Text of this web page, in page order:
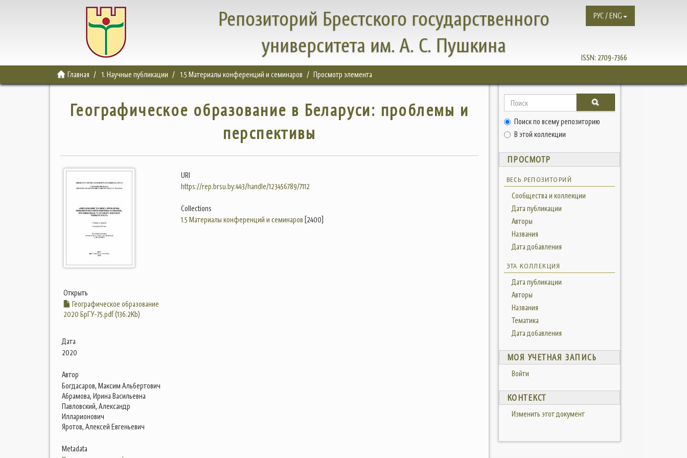
Репозиторий Брестского государственного
университета им. А. С. Пушкина
ISSN: 2709-7366
РУС / ENG
Главная 1. Научные публикации 1.5 Материалы конференций и семинаров Просмотр элемента
Географическое образование в Беларуси: проблемы и
перспективы
Открыть
Географическое образование
2020 БрГУ-75.pdf (136.2Kb)
Дата
2020
Автор
Богдасаров, Максим Альбертович
Абрамова, Ирина Васильевна
Павловский, Александр
Илларионович
Яротов, Алексей Евгеньевич
Metadata
URI
https://rep.brsu.by:443/handle/123456789/7112
Collections
1.5 Материалы конференций и семинаров [2400]
Поиск по всему репозиторию
В этой коллекции
ПРОСМОТР
ВЕСЬ РЕПОЗИТОРИЙ
Сообщества и коллекции
Дата публикации
Авторы
Названия
Дата добавления
ЭТА КОЛЛЕКЦИЯ
Дата публикации
Авторы
Названия
Тематика
Дата добавления
МОЯ УЧЕТНАЯ ЗАПИСЬ
Войти
КОНТЕКСТ
Изменить этот документ